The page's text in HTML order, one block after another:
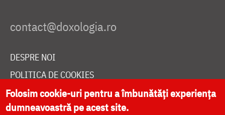
DESPRE NOI
POLITICA DE COOKIES
DONEAZĂ ONLINE PENTRU CATEDRALA NAȚIONALĂ
Folosim cookie-uri pentru a îmbunătăți experiența
dumneavoastră pe acest site.